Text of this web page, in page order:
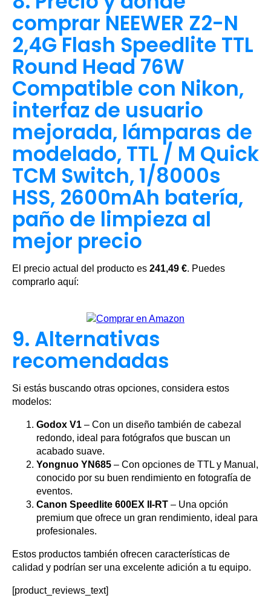
comprar NEEWER Z2-N
2,4G Flash Speedlite TTL
Round Head 76W
Compatible con Nikon,
interfaz de usuario
mejorada, lámparas de
modelado, TTL / M Quick
TCM Switch, 1/8000s
HSS, 2600mAh batería,
paño de limpieza al
mejor precio
El precio actual del producto es 241,49 €. Puedes
comprarlo aquí:
9. Alternativas
recomendadas
Si estás buscando otras opciones, considera estos
modelos:
Godox V1 – Con un diseño también de cabezal
redondo, ideal para fotógrafos que buscan un
acabado suave.
Yongnuo YN685 – Con opciones de TTL y Manual,
conocido por su buen rendimiento en fotografía de
eventos.
Canon Speedlite 600EX II-RT – Una opción
premium que ofrece un gran rendimiento, ideal para
profesionales.
Estos productos también ofrecen características de
calidad y podrían ser una excelente adición a tu equipo.
[product_reviews_text]